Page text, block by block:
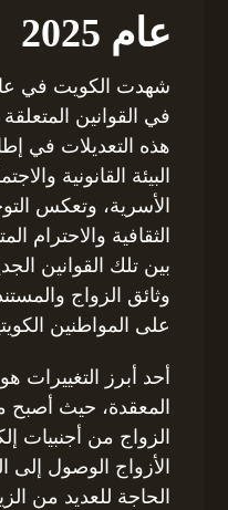
عام 2025
في القوانين
هذه التعديلات في
البيئة القانونية
الأسرية، وتعكس
الثقافية والاحترام
بين تلك القوانين
وثائق الزواج
على المواطنين
أحد أبرز التغييرات
المعقدة، حيث
الزواج من أجنبيات
الأزواج الوصول
الحاجة للعديد من